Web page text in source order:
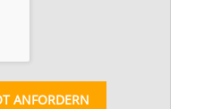
ANFORDERN